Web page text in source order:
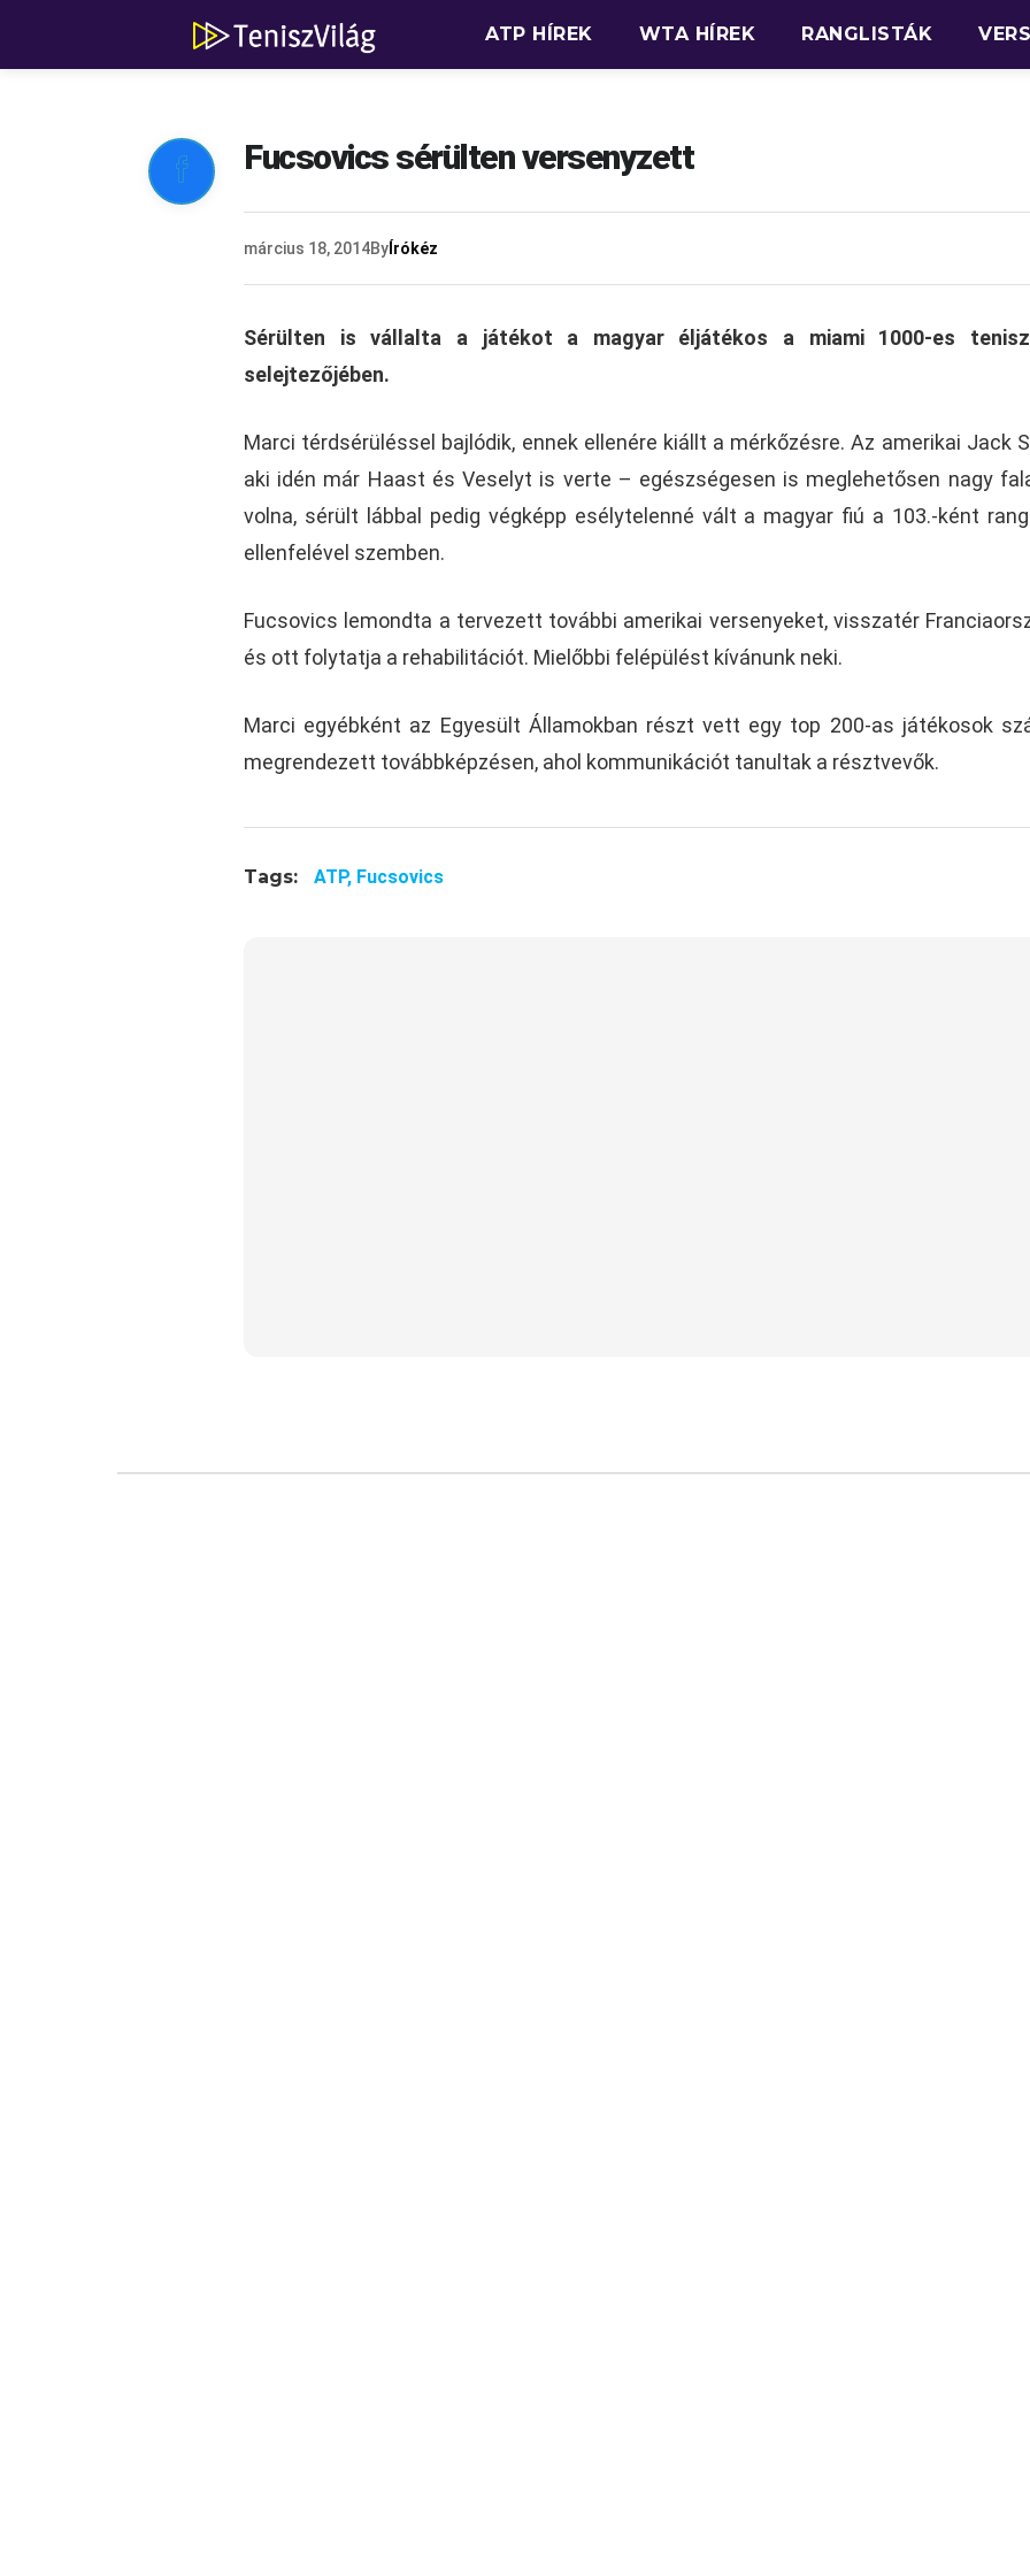
ATP HÍREK WTA HÍREK RANGLISTÁK
 Fucsovics sérülten versenyzett
március 18, 2014By Írókéz
Sérülten is vállalta a játékot a magyar éljátékos a miami 1000-es
selejtezőjében.
Marci térdsérüléssel bajlódik, ennek ellenére kiállt a mérkőzésre. Az amerikai Jack
aki idén már Haast és Veselyt is verte – egészségesen is meglehetősen nagy
volna, sérült lábbal pedig végképp esélytelenné vált a magyar fiú a 103.-ként
ellenfelével szemben.
Fucsovics lemondta a tervezett további amerikai versenyeket, visszatér
és ott folytatja a rehabilitációt. Mielőbbi felépülést kívánunk neki.
Marci egyébként az Egyesült Államokban részt vett egy top 200-as játékosok
megrendezett továbbképzésen, ahol kommunikációt tanultak a résztvevők.
Tags: ATP, Fucsovics